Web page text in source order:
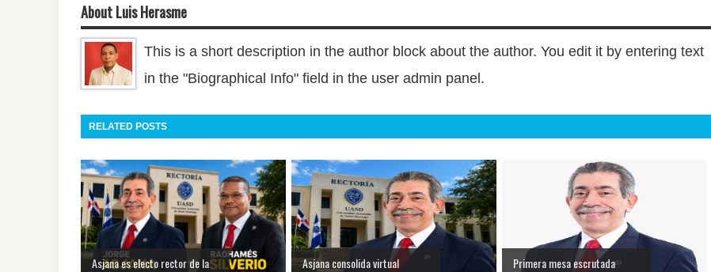
About Luis Herasme
This is a short description in the author block about the author. You edit it by entering text
in the "Biographical Info" field in the user admin panel.
RELATED POSTS
Asjana es electo rector de la
Asjana consolida virtual
Primera mesa escrutada